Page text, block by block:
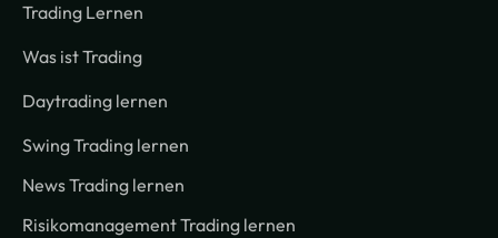
Trading Lernen
Was ist Trading
Daytrading lernen
Swing Trading lernen
News Trading lernen
Risikomanagement Trading lernen